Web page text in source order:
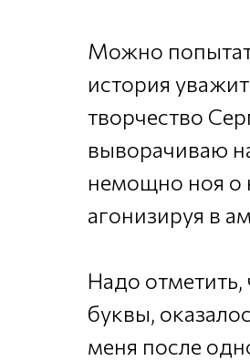
Можно
история
творчество
выворачиваю
немощно ноя о
агонизируя в
Надо отметить,
буквы,
меня после